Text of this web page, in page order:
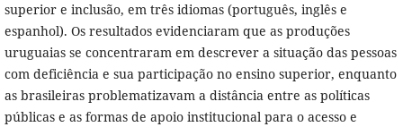
superior e inclusão, em três idiomas (português, inglês e
espanhol). Os resultados evidenciaram que as produções
uruguaias se concentraram em descrever a situação das pessoas
com deficiência e sua participação no ensino superior, enquanto
as brasileiras problematizavam a distância entre as políticas
públicas e as formas de apoio institucional para o acesso e